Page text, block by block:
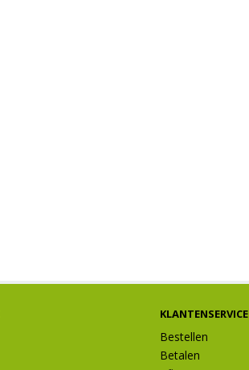
KLANTENSERVICE
Bestellen
Betalen